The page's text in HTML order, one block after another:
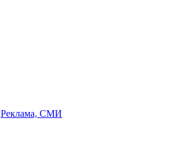
Реклама, СМИ